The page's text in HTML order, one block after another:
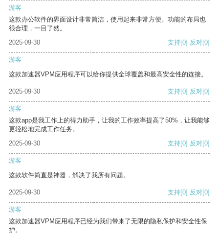
游客
这款办公软件的界面设计非常简洁，使用起来非常方便。功能的布局也
很合理，一目了然。
2025-09-30
支持[0] 反对[0]
游客
这款加速器VPM应用程序可以给你提供全球覆盖和最高安全性的连接。
2025-09-30 支持[0] 反对[0]
游客
这款app是我工作上的得力助手，让我的工作效率提高了50%，让我能够
更轻松地完成工作任务。
2025-09-30
支持[0] 反对[0]
游客
这款软件简直是神器，解决了我所有问题。
2025-09-30 支持[0] 反对[0]
游客
这款加速器VPM应用程序已经为我们带来了无限的隐私保护和安全性保
护。